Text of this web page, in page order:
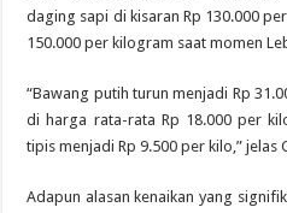
daging sapi di kisaran Rp 130.000
150.000 per kilogram saat momen
“Bawang putih turun menjadi Rp
di harga rata-rata Rp 18.000 per
tipis menjadi Rp 9.500 per kilo,” jelas
Adapun alasan kenaikan yang